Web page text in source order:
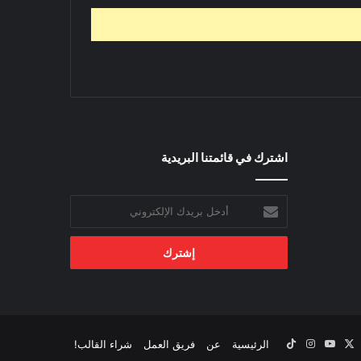
اشترك في قائمتنا البريدية
بريدك
الإلكتروني
الرئيسية عن فريق العمل شراء القالب! ‫YouTubeانستقرام‫TikTok